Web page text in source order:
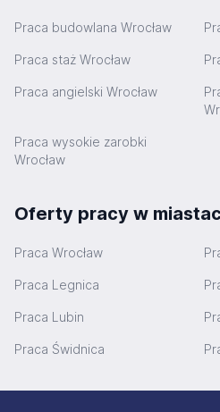
Praca budowlana Wrocław
Praca staż Wrocław
Praca angielski Wrocław
Praca wysokie zarobki
Wrocław
Oferty pracy w
Praca Wrocław
Praca Legnica
Praca Lubin
Praca Świdnica